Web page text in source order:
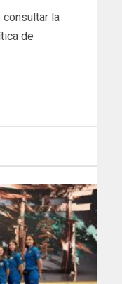
consultar la
de